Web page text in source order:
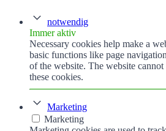
notwendig
Immer aktiv
Necessary cookies help make a
basic functions like page
of the website. The website
these cookies.
Marketing
Marketing